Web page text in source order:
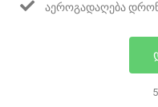
ᲐᲔᲠᲝᲒᲐᲓᲐᲦᲔᲑᲐ